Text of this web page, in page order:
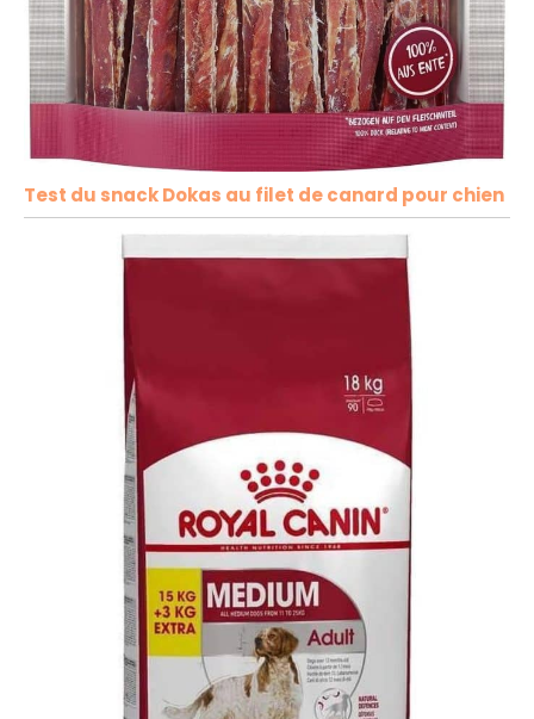
Test du snack Dokas au filet de canard pour chien